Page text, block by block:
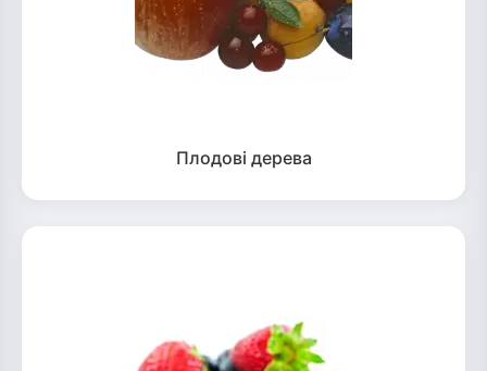
Плодові дерева